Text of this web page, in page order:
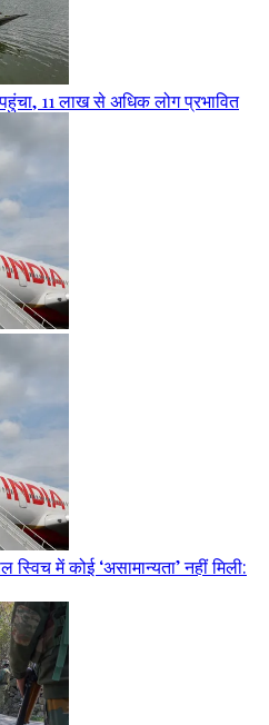
11 लाख से अधिक लोग प्रभावित
में कोई ‘असामान्यता’ नहीं मिली: